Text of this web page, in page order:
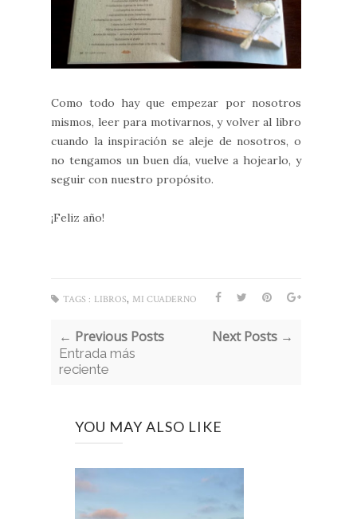
Como todo hay que empezar por nosotros
mismos, leer para motivarnos, y volver al libro
cuando la inspiración se aleje de nosotros, o
no tengamos un buen día, vuelve a hojearlo, y
seguir con nuestro propósito.
¡Feliz año!
TAGS : LIBROS, MI CUADERNO
← Previous Posts
Entrada más
reciente
Next Posts →
YOU MAY ALSO LIKE